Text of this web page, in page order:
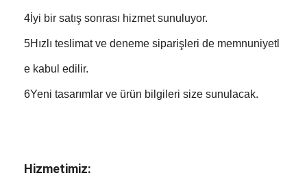
4İyi bir satış sonrası hizmet sunuluyor.
5Hızlı teslimat ve deneme siparişleri de memnuniyetl
e kabul edilir.
6Yeni tasarımlar ve ürün bilgileri size sunulacak.
Hizmetimiz: